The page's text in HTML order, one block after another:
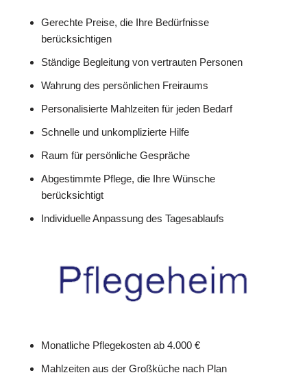
Gerechte Preise, die Ihre Bedürfnisse
berücksichtigen
Ständige Begleitung von vertrauten Personen
Wahrung des persönlichen Freiraums
Personalisierte Mahlzeiten für jeden Bedarf
Schnelle und unkomplizierte Hilfe
Raum für persönliche Gespräche
Abgestimmte Pflege, die Ihre Wünsche
berücksichtigt
Individuelle Anpassung des Tagesablaufs
Monatliche Pflegekosten ab 4.000 €
Mahlzeiten aus der Großküche nach Plan